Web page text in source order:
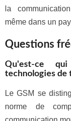
la
même dans un
Questions
Qu'est-ce
technologies de
Le GSM se
norme de